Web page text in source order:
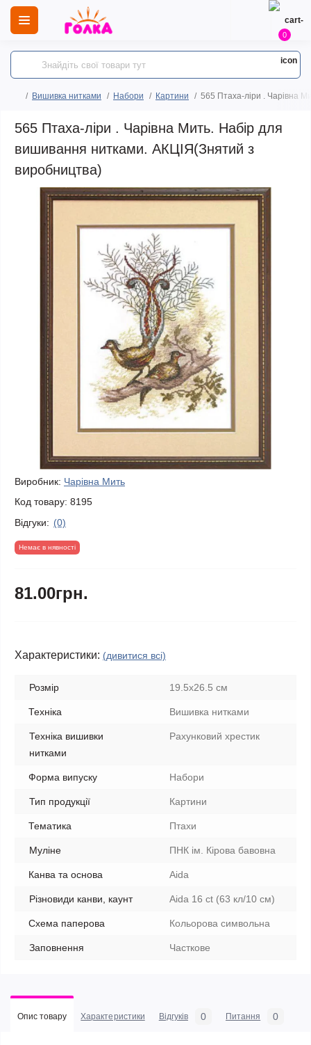
0
Вишивка нитками Набори Картини 565 Птаха-ліри . Чарівна
565 Птаха-ліри . Чарівна Мить. Набір для
вишивання нитками. АКЦІЯ(Знятий з
виробництва)
Виробник: Чарівна Мить
Код товару: 8195
Відгуки: (0)
Немає в нявності
81.00грн.
Характеристики: (дивитися всі)
Розмір 19.5x26.5 см
Техніка Вишивка нитками
Техніка вишивки
нитками
Рахунковий хрестик
Форма випуску Набори
Тип продукції Картини
Тематика Птахи
Муліне ПНК ім. Кірова бавовна
Канва та основа Aida
Різновиди канви, каунт Aida 16 ct (63 кл/10 см)
Схема паперова Кольорова символьна
Заповнення Часткове
Опис товару Характеристики Відгуків 0 Питання 0